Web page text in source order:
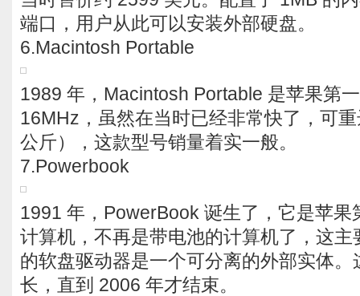
端口，用户从此可以安装外部硬盘。
6.Macintosh Portable
1989 年，Macintosh Portable 是苹果第
16MHz，虽然在当时已经非常快了，可
公斤），这款型号销量着实一般。
7.Powerbook
1991 年，PowerBook 诞生了，它是苹果
计算机，不再是带电池的计算机了，这
的软盘驱动器是一个可分离的外部实体
长，直到 2006 年才结束。